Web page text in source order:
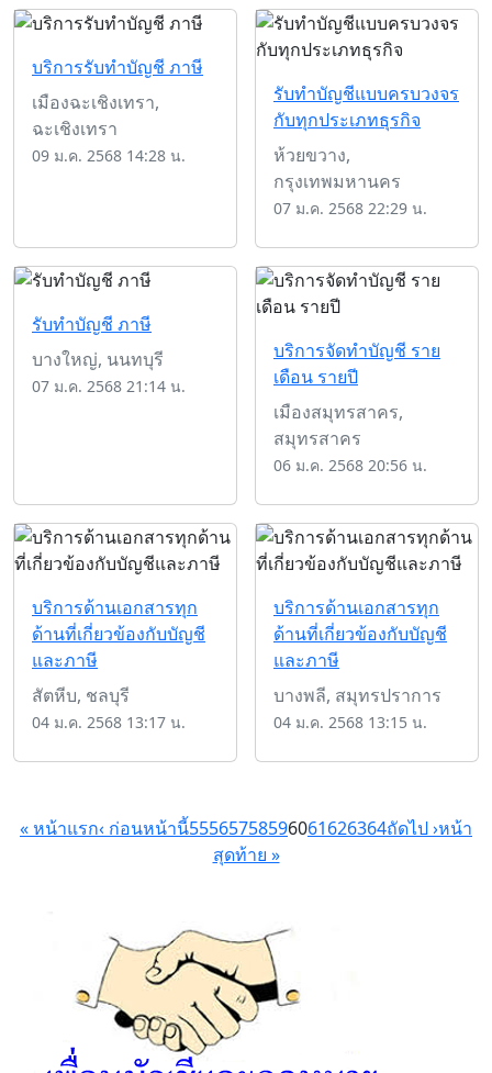
บริการรับทำบัญชี ภาษี
เมืองฉะเชิงเทรา,
ฉะเชิงเทรา
09 ม.ค. 2568 14:28 น.
รับทำบัญชีแบบครบวงจร
กับทุกประเภทธุรกิจ
ห้วยขวาง,
กรุงเทพมหานคร
07 ม.ค. 2568 22:29 น.
รับทำบัญชี ภาษี
บางใหญ่, นนทบุรี
07 ม.ค. 2568 21:14 น.
บริการจัดทำบัญชี ราย
เดือน รายปี
เมืองสมุทรสาคร,
สมุทรสาคร
06 ม.ค. 2568 20:56 น.
บริการด้านเอกสารทุก
ด้านที่เกี่ยวข้องกับบัญชี
และภาษี
สัตหีบ, ชลบุรี
04 ม.ค. 2568 13:17 น.
บริการด้านเอกสารทุก
ด้านที่เกี่ยวข้องกับบัญชี
และภาษี
บางพลี, สมุทรปราการ
04 ม.ค. 2568 13:15 น.
« หน้าแรก‹ ก่อนหน้านี้55565758596061626364ถัดไป ›หน้า
สุดท้าย »